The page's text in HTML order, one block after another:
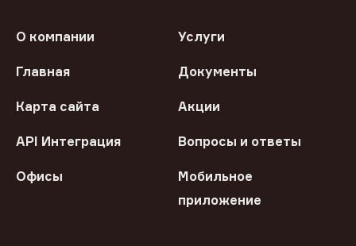
О компании Услуги
Главная Документы
Карта сайта Акции
API Интеграция Вопросы и ответы
Офисы
Мобильное
приложение